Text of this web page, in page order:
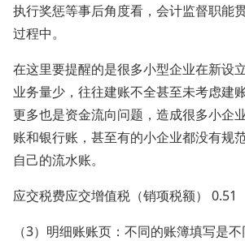
执行奖惩等事后角度看，会计监督职能
过程中。
在这里要提醒的是很多小型企业在新设
业务量少，往往建账不全甚至未考虑建
更多也是资金流向问题，造成很多小企
账和银行账，甚至有的小企业都没有规
自己的流水账。
应交税费应交增值税（销项税额） 0.51
（3）明细账账页：不同的账簿填写是